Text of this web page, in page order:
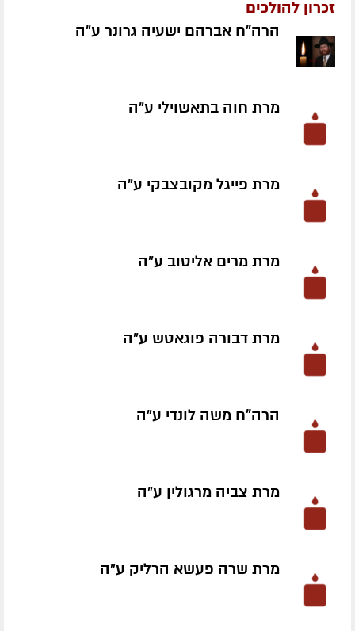
זכרון להולכים
הרה"ח אברהם ישעיה גרונר ע״ה
מרת חוה בתאשוילי ע״ה
מרת פייגל מקובצבקי ע״ה
מרת מרים אליטוב ע״ה
מרת דבורה פוגאטש ע״ה
הרה"ח משה לונדי ע״ה
מרת צביה מרגולין ע״ה
מרת שרה פעשא הרליק ע״ה